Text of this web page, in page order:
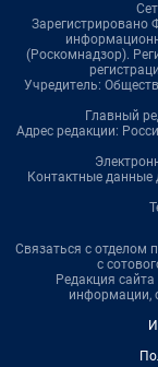
Зарегистрировано
(Роскомнадзор).
Учредитель:
Главный
Адрес редакции:
Контактные данные
Связаться с отделом
с
Редакция сайта
информации,